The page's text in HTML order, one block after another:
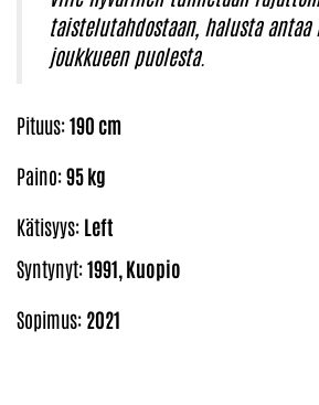
taistelutahdostaan, halusta antaa
joukkueen puolesta.
Pituus:190 cm
Paino:95 kg
Kätisyys: Left
Syntynyt:1991, Kuopio
Sopimus: 2021